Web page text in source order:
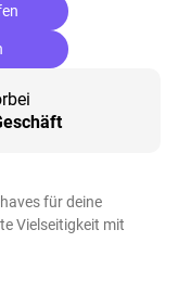
für deine
Vielseitigkeit mit